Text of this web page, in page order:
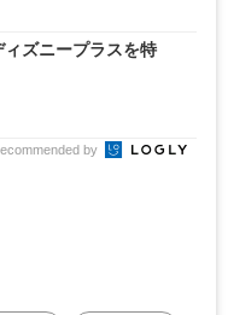
ズニープラスを特
by